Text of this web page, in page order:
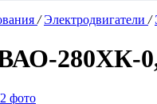
/ Электродвигатели /
280ХК-